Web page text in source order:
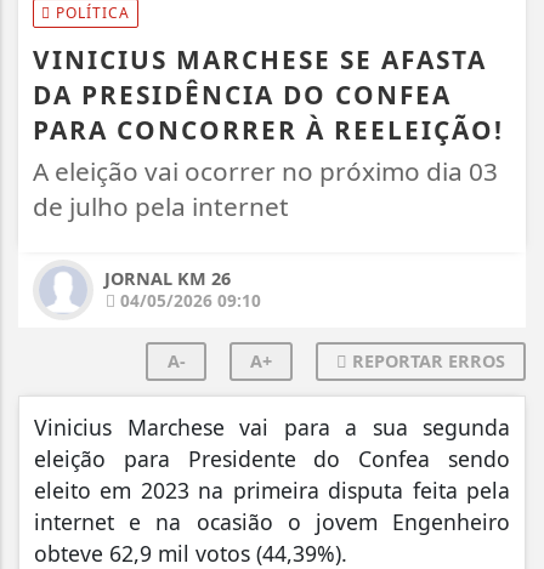
POLÍTICA
VINICIUS MARCHESE SE AFASTA
DA PRESIDÊNCIA DO CONFEA
PARA CONCORRER À REELEIÇÃO!
A eleição vai ocorrer no próximo dia 03
de julho pela internet
JORNAL KM 26
04/05/2026 09:10
A- A+ REPORTAR ERROS
Vinicius Marchese vai para a sua segunda
eleição para Presidente do Confea sendo
eleito em 2023 na primeira disputa feita pela
internet e na ocasião o jovem Engenheiro
obteve 62,9 mil votos (44,39%).